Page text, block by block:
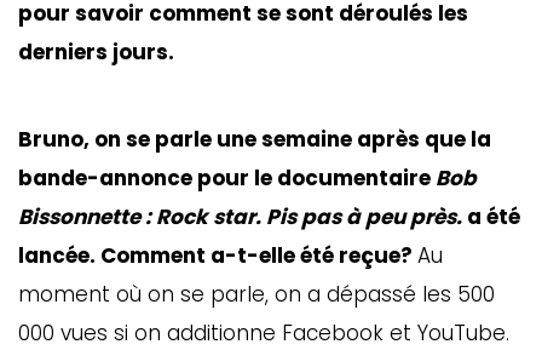
pour savoir comment se sont déroulés les
derniers jours.
Bruno, on se parle une semaine après que la
bande-annonce pour le documentaire Bob
Bissonnette : Rock star. Pis pas à peu près. a été
lancée. Comment a-t-elle été reçue? Au
moment où on se parle, on a dépassé les 500
000 vues si on additionne Facebook et YouTube.